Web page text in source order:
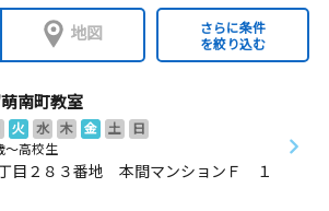
地図
さらに条件
を絞り込む
南町教室
火 水 木 金 土
日
～高校生
目２８３番地 本間マンションＦ １